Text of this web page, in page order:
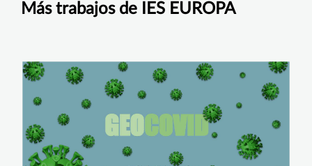
Más trabajos de IES EUROPA